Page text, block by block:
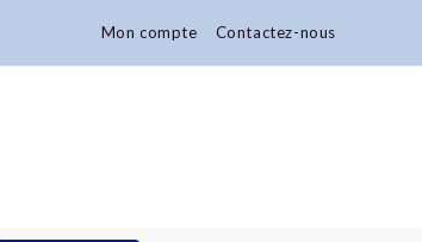
Mon compte Contactez-nous